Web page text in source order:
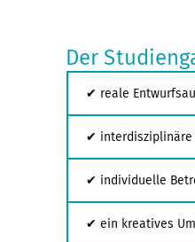
Der
✔ reale
✔ interdisziplinäre
✔ individuelle
✔ ein kreatives